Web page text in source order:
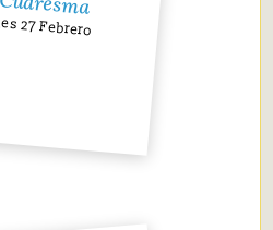
27 Febrero